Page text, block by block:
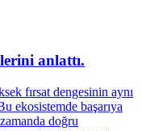
anlattı.